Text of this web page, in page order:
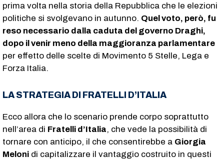
prima volta nella storia della Repubblica che le elezioni
politiche si svolgevano in autunno. Quel voto, però, fu
reso necessario dalla caduta del governo Draghi,
dopo il venir meno della maggioranza parlamentare
per effetto delle scelte di Movimento 5 Stelle, Lega e
Forza Italia.
LA STRATEGIA DI FRATELLI D’ITALIA
Ecco allora che lo scenario prende corpo soprattutto
nell’area di Fratelli d’Italia, che vede la possibilità di
tornare con anticipo, il che consentirebbe a Giorgia
Meloni di capitalizzare il vantaggio costruito in questi